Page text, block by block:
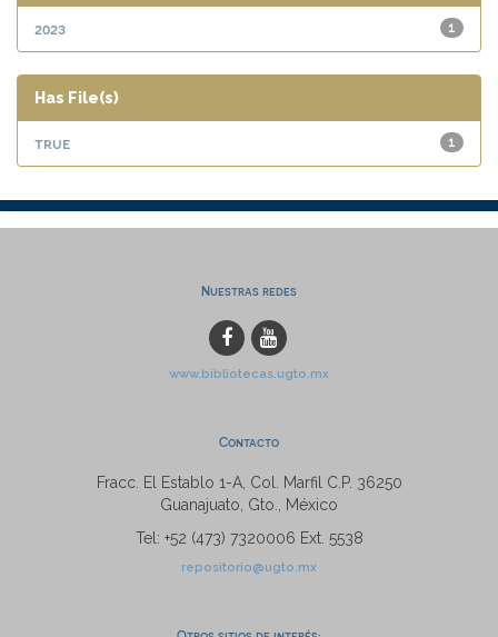
1
2023
Has File(s)
1
true
Nuestras redes
www.bibliotecas.ugto.mx
Contacto
Fracc. El Establo 1-A, Col. Marfil C.P. 36250
Guanajuato, Gto., México
Tel: +52 (473) 7320006 Ext. 5538
repositorio@ugto.mx